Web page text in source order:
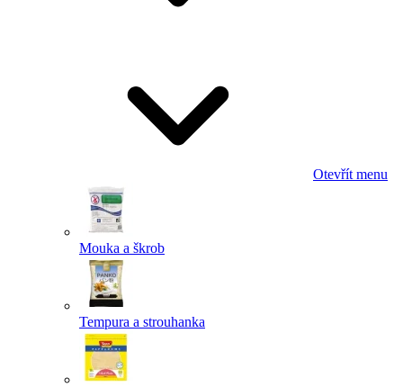
Otevřít menu
Mouka a škrob
Tempura a strouhanka
Powered by chaterimo